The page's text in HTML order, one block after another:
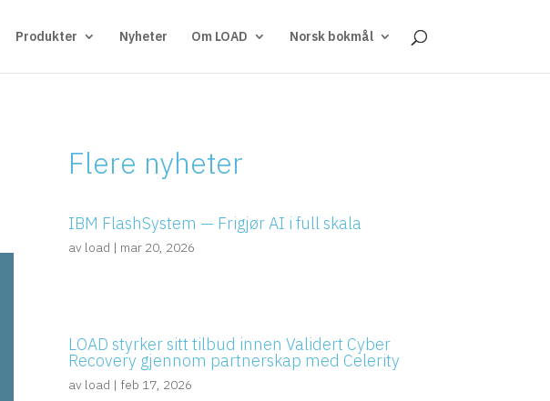
Produkter Nyheter Om LOAD Norsk bokmål
Flere nyheter
IBM FlashSystem — Frigjør AI i full skala
av load | mar 20, 2026
LOAD styrker sitt tilbud innen Validert Cyber
Recovery gjennom partnerskap med Celerity
av load | feb 17, 2026